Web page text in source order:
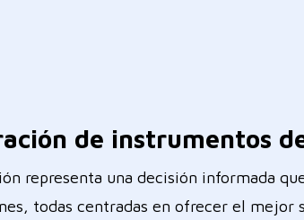
de instrumentos
representa una decisión informada
todas centradas en ofrecer el mejor